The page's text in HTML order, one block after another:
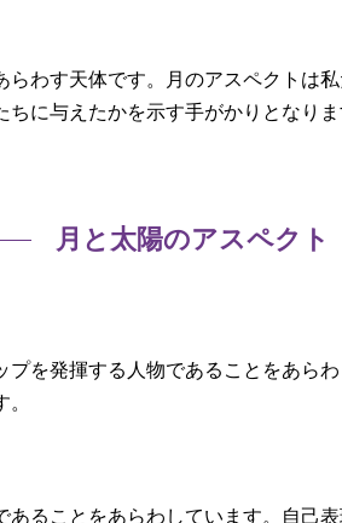
わす天体です。月のアスペクトは
に与えたかを示す手がかりとなりま
月と太陽のアスペクト
を発揮する人物であることをあら
ることをあらわしています。自己